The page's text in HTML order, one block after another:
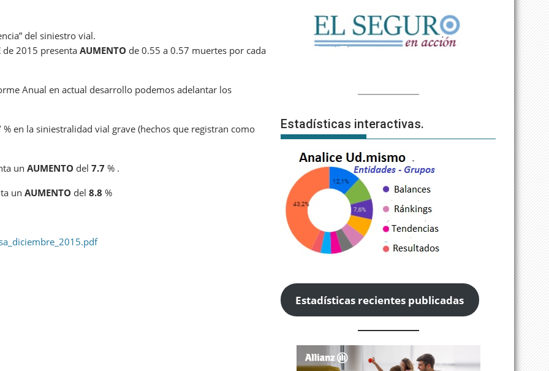
del siniestro vial.
de 2015 presenta AUMENTO de 0.55 a 0.57 muertes por cada
Anual en actual desarrollo podemos adelantar los
% en la siniestralidad vial grave (hechos que registran como
un AUMENTO del 7.7 % .
un AUMENTO del 8.8 %
Estadísticas interactivas.
Estadísticas recientes publicadas